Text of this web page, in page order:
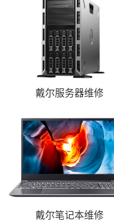
戴尔服务器维修
戴尔笔记本维修